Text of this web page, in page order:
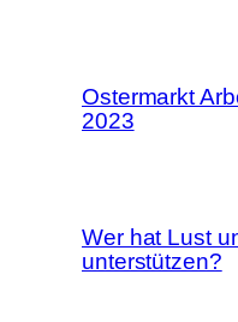
Ostermarkt
2023
Wer hat Lust
unterstützen?